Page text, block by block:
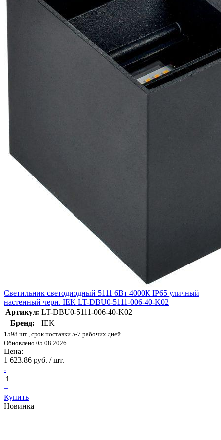
Светильник светодиодный 5111 6Вт 4000К IP65 уличный
настенный черн. IEK LT-DBU0-5111-006-40-K02
Артикул: LT-DBU0-5111-006-40-K02
Бренд:
IEK
1598 шт., срок поставки 5-7 рабочих дней
Обновлено 05.08.2026
Цена:
1 623.86 руб. / шт.
-
+
Купить
Новинка